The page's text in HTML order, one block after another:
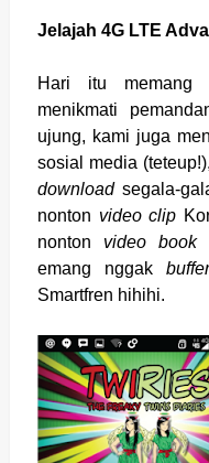
Jelajah 4G LTE
Hari itu memang
menikmati
ujung, kami juga
sosial media
downloadsegala-
nonton video clip
nonton video book
emang nggak
Smartfren hihihi.